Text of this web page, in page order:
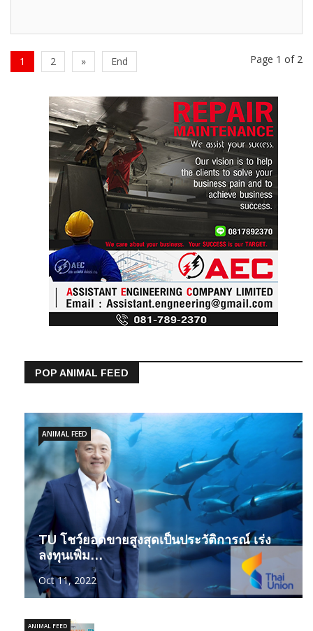
1 2 » End Page 1 of 2
POP ANIMAL FEED
TU โชว์ยอดขายสูงสุดเป็นประวัติการณ์ เร่ง
ลงทุนเพิ่ม…
Oct 11, 2022
ANIMAL FEED
ANIMAL FEED